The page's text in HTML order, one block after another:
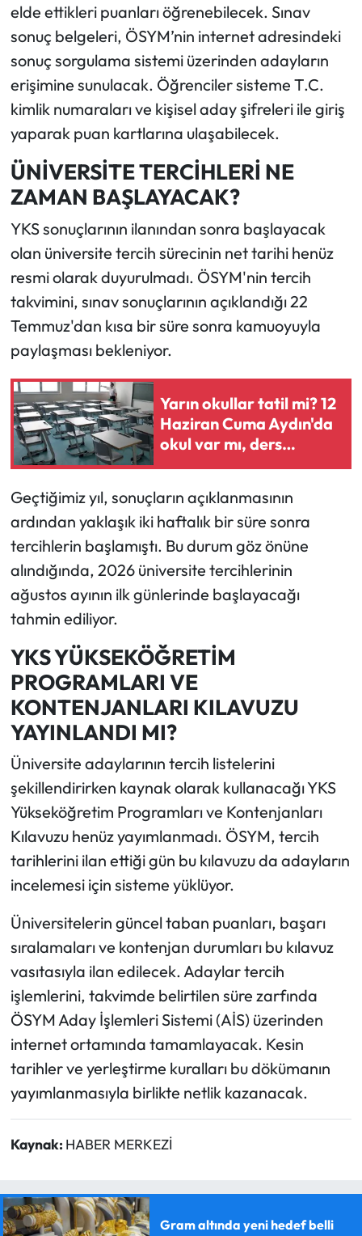
elde ettikleri puanları öğrenebilecek. Sınav
sonuç belgeleri, ÖSYM’nin internet adresindeki
sonuç sorgulama sistemi üzerinden adayların
erişimine sunulacak. Öğrenciler sisteme T.C.
kimlik numaraları ve kişisel aday şifreleri ile giriş
yaparak puan kartlarına ulaşabilecek.
ÜNİVERSİTE TERCİHLERİ NE
ZAMAN BAŞLAYACAK?
YKS sonuçlarının ilanından sonra başlayacak
olan üniversite tercih sürecinin net tarihi henüz
resmi olarak duyurulmadı. ÖSYM'nin tercih
takvimini, sınav sonuçlarının açıklandığı 22
Temmuz'dan kısa bir süre sonra kamuoyuyla
paylaşması bekleniyor.
Yarın okullar tatil mi? 12
Haziran Cuma Aydın'da
okul var mı, ders
işlenecek mi?
Geçtiğimiz yıl, sonuçların açıklanmasının
ardından yaklaşık iki haftalık bir süre sonra
tercihlerin başlamıştı. Bu durum göz önüne
alındığında, 2026 üniversite tercihlerinin
ağustos ayının ilk günlerinde başlayacağı
tahmin ediliyor.
YKS YÜKSEKÖĞRETİM
PROGRAMLARI VE
KONTENJANLARI KILAVUZU
YAYINLANDI MI?
Üniversite adaylarının tercih listelerini
şekillendirirken kaynak olarak kullanacağı YKS
Yükseköğretim Programları ve Kontenjanları
Kılavuzu henüz yayımlanmadı. ÖSYM, tercih
tarihlerini ilan ettiği gün bu kılavuzu da adayların
incelemesi için sisteme yüklüyor.
Üniversitelerin güncel taban puanları, başarı
sıralamaları ve kontenjan durumları bu kılavuz
vasıtasıyla ilan edilecek. Adaylar tercih
işlemlerini, takvimde belirtilen süre zarfında
ÖSYM Aday İşlemleri Sistemi (AİS) üzerinden
internet ortamında tamamlayacak. Kesin
tarihler ve yerleştirme kuralları bu dökümanın
yayımlanmasıyla birlikte netlik kazanacak.
Kaynak: HABER MERKEZİ
Gram altında yeni hedef belli